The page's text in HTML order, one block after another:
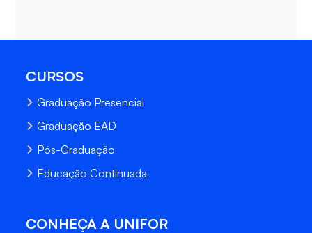
CURSOS
Graduação Presencial
Graduação EAD
Pós-Graduação
Educação Continuada
CONHEÇA A UNIFOR